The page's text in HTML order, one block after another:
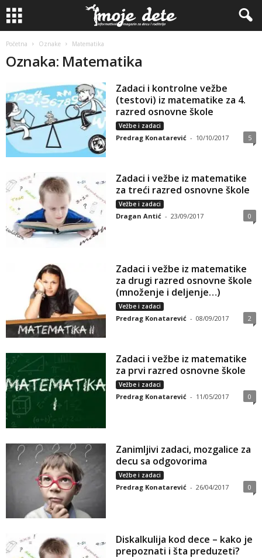
Početna Oznake Matematika
Oznaka: Matematika
Zadaci i kontrolne vežbe
(testovi) iz matematike za 4.
razred osnovne škole
Vežbe i zadaci
Predrag Konatarević - 10/10/2017 5
Zadaci i vežbe iz matematike
za treći razred osnovne škole
Vežbe i zadaci
Dragan Antić - 23/09/2017 0
Zadaci i vežbe iz matematike
za drugi razred osnovne škole
(množenje i deljenje…)
Vežbe i zadaci
Predrag Konatarević - 08/09/2017 2
Zadaci i vežbe iz matematike
za prvi razred osnovne škole
Vežbe i zadaci
Predrag Konatarević - 11/05/2017 0
Zanimljivi zadaci, mozgalice za
decu sa odgovorima
Vežbe i zadaci
Predrag Konatarević - 26/04/2017 0
Diskalkulija kod dece – kako je
prepoznati i šta preduzeti?